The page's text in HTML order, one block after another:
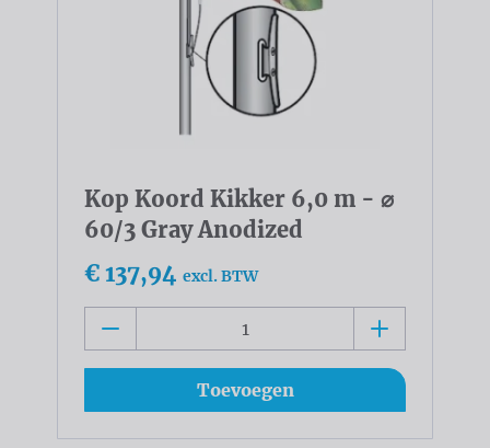
Kop Koord Kikker 6,0 m - ⌀
60/3 Gray Anodized
€ 137,94 excl. BTW
Toevoegen